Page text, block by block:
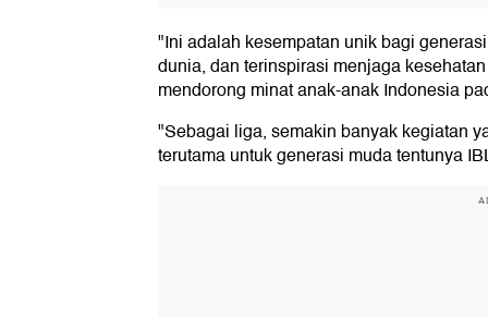
"Ini adalah kesempatan unik bagi
dunia, dan terinspirasi menjaga
mendorong minat anak-anak Indonesia
"Sebagai liga, semakin banyak kegiatan
terutama untuk generasi muda tentunya